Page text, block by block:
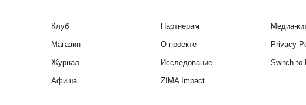
Клуб
Магазин
Журнал
Афиша
Партнерам
О проекте
Исследование
ZIMA Impact
Медиа-
Privacy
Switch to